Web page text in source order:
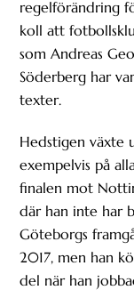
regelförändring
koll att
som Andreas
Söderberg har
texter.
Hedstigen växte
exempelvis på
finalen mot
där han inte har
Göteborgs
2017, men han
del när han